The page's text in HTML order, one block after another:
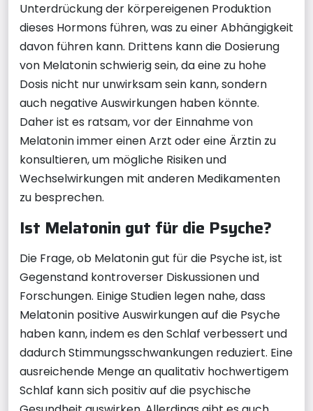
Unterdrückung der körpereigenen Produktion
dieses Hormons führen, was zu einer Abhängigkeit
davon führen kann. Drittens kann die Dosierung
von Melatonin schwierig sein, da eine zu hohe
Dosis nicht nur unwirksam sein kann, sondern
auch negative Auswirkungen haben könnte.
Daher ist es ratsam, vor der Einnahme von
Melatonin immer einen Arzt oder eine Ärztin zu
konsultieren, um mögliche Risiken und
Wechselwirkungen mit anderen Medikamenten
zu besprechen.
Ist Melatonin gut für die Psyche?
Die Frage, ob Melatonin gut für die Psyche ist, ist
Gegenstand kontroverser Diskussionen und
Forschungen. Einige Studien legen nahe, dass
Melatonin positive Auswirkungen auf die Psyche
haben kann, indem es den Schlaf verbessert und
dadurch Stimmungsschwankungen reduziert. Eine
ausreichende Menge an qualitativ hochwertigem
Schlaf kann sich positiv auf die psychische